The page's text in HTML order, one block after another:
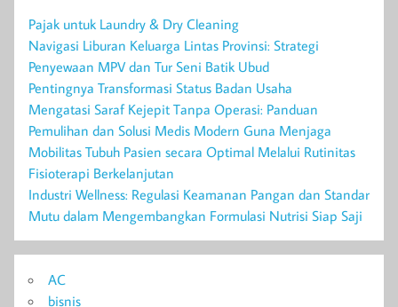
Pajak untuk Laundry & Dry Cleaning
Navigasi Liburan Keluarga Lintas Provinsi: Strategi
Penyewaan MPV dan Tur Seni Batik Ubud
Pentingnya Transformasi Status Badan Usaha
Mengatasi Saraf Kejepit Tanpa Operasi: Panduan
Pemulihan dan Solusi Medis Modern Guna Menjaga
Mobilitas Tubuh Pasien secara Optimal Melalui Rutinitas
Fisioterapi Berkelanjutan
Industri Wellness: Regulasi Keamanan Pangan dan Standar
Mutu dalam Mengembangkan Formulasi Nutrisi Siap Saji
AC
bisnis